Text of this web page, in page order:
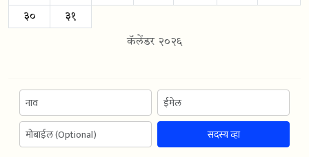
३० ३१
कॅलेंडर २०२६
सदस्य व्हा